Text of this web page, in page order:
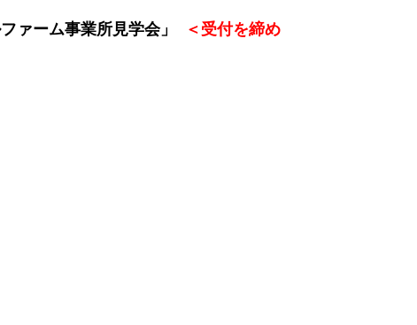
ァーム事業所見学会」
＜受付を締め